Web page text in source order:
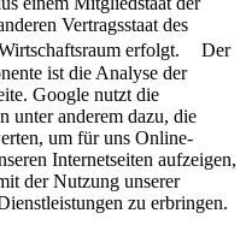
Vertragsstaat des
Wirtschaftsraum erfolgt. Der
ist die Analyse der
Google nutzt die
unter anderem dazu, die
um für uns Online-
Internetseiten aufzeigen,
der Nutzung unserer
zu erbringen.